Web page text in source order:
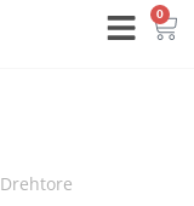
0
Drehtore